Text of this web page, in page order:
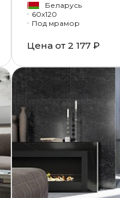
Беларусь
60x120
Под мрамор
Цена от 2 177 ₽